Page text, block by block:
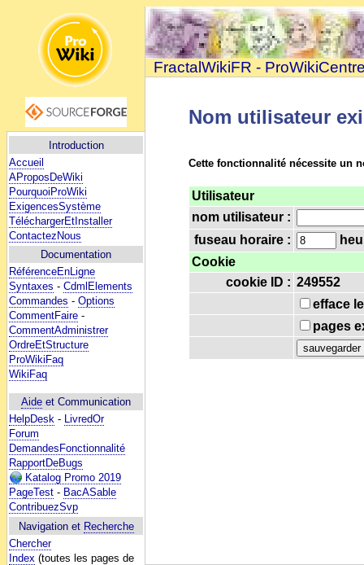
Introduction
Accueil
AProposDeWiki
PourquoiProWiki
ExigencesSystème
TéléchargerEtInstaller
ContactezNous
Documentation
RéférenceEnLigne
Syntaxes - CdmlElements
Commandes - Options
CommentFaire -
CommentAdministrer
OrdreEtStructure
ProWikiFaq
WikiFaq
Aide et Communication
HelpDesk - LivredOr
Forum
DemandesFonctionnalité
RapportDeBugs
Katalog Promo 2019
PageTest - BacASable
ContribuezSvp
Navigation et Recherche
Chercher
Index (toutes les pages de
FractalWikiFR -
Nom utilisateur
Cette fonctionnalité nécessite un
Utilisateur
nom utilisateur :
fuseau horaire :
Cookie
cookie ID : 249552
efface
pages